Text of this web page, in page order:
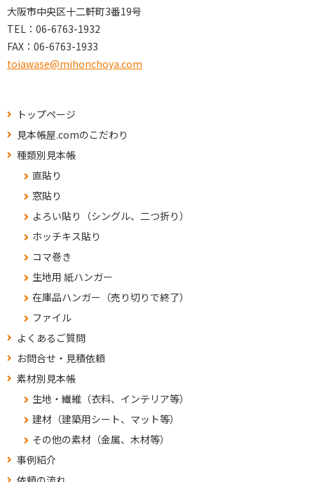
大阪市中央区十二軒町3番19号
TEL： 06-6763-1932
FAX： 06-6763-1933
toiawase@mihonchoya.com
トップページ
見本帳屋.comのこだわり
種類別見本帳
直貼り
窓貼り
よろい貼り（シングル、二つ折り）
ホッチキス貼り
コマ巻き
生地用 紙ハンガー
在庫品ハンガー（売り切りで終了）
ファイル
よくあるご質問
お問合せ・見積依頼
素材別見本帳
生地・繊維（衣料、インテリア等）
建材（建築用シート、マット等）
その他の素材（金属、木材等）
事例紹介